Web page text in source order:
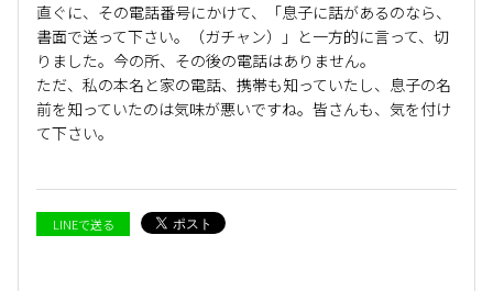
直ぐに、その電話番号にかけて、「息子に話があるのなら、
書面で送って下さい。（ガチャン）」と一方的に言って、切
りました。今の所、その後の電話はありません。
ただ、私の本名と家の電話、携帯も知っていたし、息子の名
前を知っていたのは気味が悪いですね。皆さんも、気を付け
て下さい。
LINEで送る